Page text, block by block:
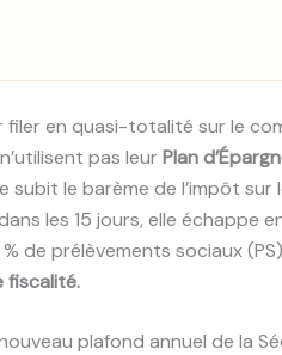
en quasi-totalité sur le
pas leurPlan
le barème de l’impôt sur
les 15 jours, elle échappe
% de prélèvements sociaux
fiscalité.
plafond annuel de la